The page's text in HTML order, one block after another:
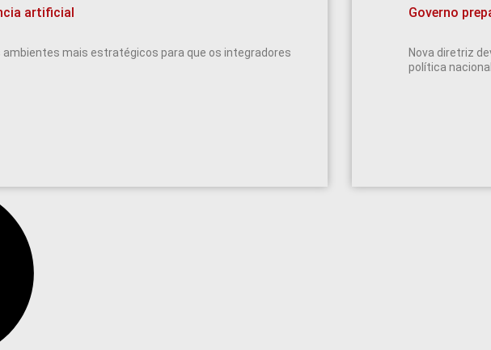
artificial
mais estratégicos para que os integradores
Governo
Nova diretriz
política